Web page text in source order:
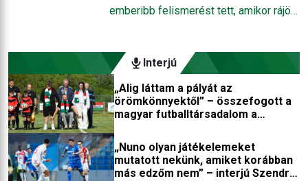
rendezésű tornát megnyerték, a
emberibb felismerést tett, amikor rájött,
származású bolíviai válogatott támadó
visszatért a szívéhez legkedvesebb
klubhoz, és az elmúlt hétvégén a
Cruzeiro játékosaként búcsúzott el a
labdarúgástól. A magaslati ország
válogatottjának gólrekordere négy
különböző ciklusban fordult meg a
brazil csapatnál, amelytől könnyek
Interjú
„Alig láttam a pályát az
örömkönnyektől” – összefogott a
magyar futballtársadalom a
kerekesszékbe került játékosért
„Nuno olyan játékelemeket
mutatott nekünk, amiket korábban
más edzőm nem” – interjú Szendrei